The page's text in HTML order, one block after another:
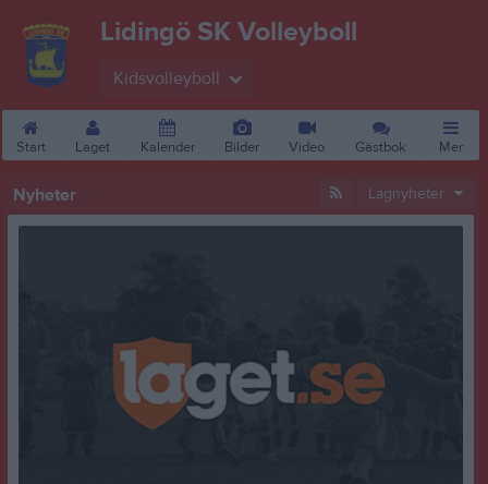
Lidingö SK Volleyboll
Kidsvolleyboll
Start Laget Kalender Bilder Video Gästbok Mer
Nyheter Lagnyheter